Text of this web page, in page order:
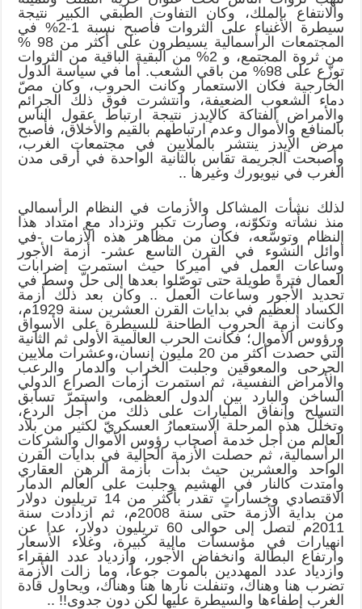
والانتفاع بالملك، وكان التفاوت الطبقي الكبير نتيجة
سيطرة الأغنياء على الثروات فأصبح نسبة 1-2% في
المجتمعات الرأسمالية يسيطرون على أكثر من 98 %
من ثروة المجتمع، و 2% من البقية الباقية من الثروات
توزّع على 98% من باقي الشعب. أما في سياسة الدول
الخارجية فكان الاستعمار وكانت الحروب، وكان مصّ
دماء الشعوب الضعيفة، وانتشرت فوق ذلك الجرائم
والأمراض الفتاكة كالإيدز نتيجة ارتباط عقول الناس
بالمنافع والأموال وعدم ارتباطهم بالقيم والأخلاق، فأصبح
مرض الإيدز ينتشر بالملايين في مجتمعات الغرب،
وأصبحت الجريمة تقاس بالثانية الواحدة في أرقى مدن
الغرب في نيويورك وغيرها ..
لذلك نشأت المشاكل والأزمات في النظام الرأسمالي
منذ نشأته وتكوّنه، وصارت تكبر وتزداد مع امتداد هذا
النظام وتوسّعه، فكان من مظاهر هذه الأزمات -في
أوائل النشوء في القرن التاسع عشر- أزمة الأجور
وساعات العمل في أميركا حيث استمرت إضرابات
العمال فترةً طويلة حتى توصّلوا بعدها إلى حلّ وسط في
تحديد الأجور وساعات العمل .. وكان بعد ذلك أزمة
الكساد العظيم في بدايات القرن العشرين سنة 1929م،
وكانت أزمة الحروب الطاحنة للسيطرة على الأسواق
ورؤوس الأموال؛ فكانت الحرب العالمية الأولى ثم الثانية
التي حصدت أكثر من 20 مليون إنسان،وعشرات ملايين
الجرحى والمعوقين وجلبت الخراب والدمار والرعب
والأمراض النفسية، ثم استمرت أزمات الصراع الدولي
الساخن والبارد بين الدول العظمى، واستمرّ تسابق
التسلح وإنفاق المليارات على ذلك من أجل الردع،
وتخلّل هذه المرحلة الاستعمارُ العسكريّ لكثير من بلاد
العالم من أجل خدمة أصحاب رؤوس الأموال والشركات
الرأسمالية، ثم حصلت الأزمة الحالية في بدايات القرن
الواحد والعشرين حيث بدأت بأزمة الرهن العقاري
وامتدت كالنار في الهشيم وجلبت على العالم الدمار
الاقتصادي وخساراتٍ تقدر بأكثر من 14 تريليون دولار
من بداية الأزمة حتى سنة 2008م، ثم ازدادت سنة
2011م لتصل إلى حوالى 60 تريليون دولار، عدا عن
انهيارات في مؤسسات مالية كبيرة، وغلاء الأسعار
وارتفاع البطالة وانخفاض الأجور، وازدياد عدد الفقراء
وازدياد عدد المهددين بالموت جوعاً، وما زالت الأزمة
تضرب هنا وهناك، وتنفلت نارها هنا وهناك، ويحاول قادة
الغرب إطفاءها والسيطرة عليها لكن دون جدوى!! ..